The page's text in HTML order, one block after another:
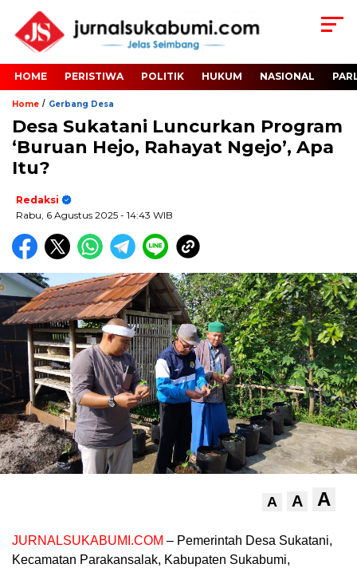
HOME PERISTIWA POLITIK HUKUM NASIONAL
Home / Gerbang Desa
Desa Sukatani Luncurkan Program
‘Buruan Hejo, Rahayat Ngejo’, Apa
Itu?
Redaksi
Rabu, 6 Agustus 2025 - 14:43 WIB
A A A
JURNALSUKABUMI.COM – Pemerintah Desa Sukatani,
Kecamatan Parakansalak, Kabupaten Sukabumi,